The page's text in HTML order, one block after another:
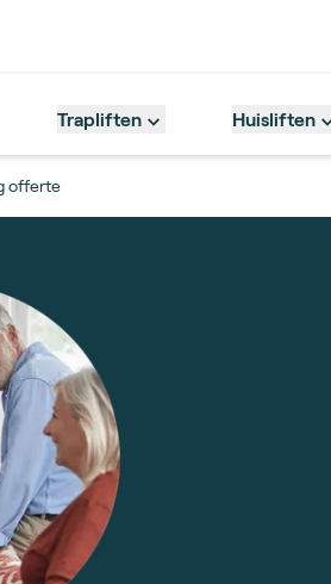
Trapliften Huisliften
offerte